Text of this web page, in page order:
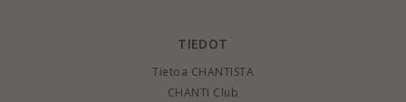
TIEDOT
Tietoa CHANTISTA
CHANTI Club